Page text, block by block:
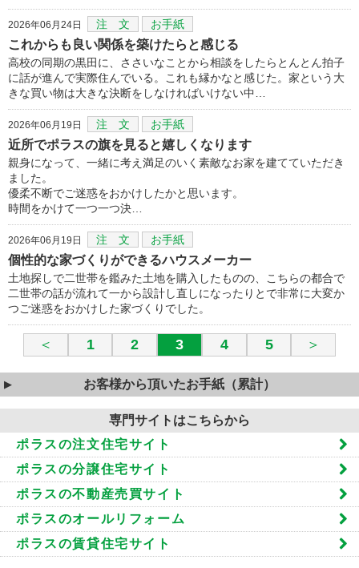
2026年06月24日 注 文 お手紙
これからも良い関係を築けたらと感じる
高校の同期の黒田に、ささいなことから相談をしたらとんとん拍子
に話が進んで実際住んでいる。これも縁かなと感じた。家という大
きな買い物は大きな決断をしなければいけない中…
2026年06月19日 注 文 お手紙
近所でポラスの旗を見ると嬉しくなります
親身になって、一緒に考え満足のいく素敵なお家を建てていただき
ました。
優柔不断でご迷惑をおかけしたかと思います。
時間をかけて一つ一つ決…
2026年06月19日 注 文 お手紙
個性的な家づくりができるハウスメーカー
土地探しで二世帯を鑑みた土地を購入したものの、こちらの都合で
二世帯の話が流れて一から設計し直しになったりとで非常に大変か
つご迷惑をおかけした家づくりでした。
＜ 1 2 3 4 5 ＞
お客様から頂いたお手紙（累計）
専門サイトはこちらから
ポラスの注文住宅サイト
ポラスの分譲住宅サイト
ポラスの不動産売買サイト
ポラスのオールリフォーム
ポラスの賃貸住宅サイト